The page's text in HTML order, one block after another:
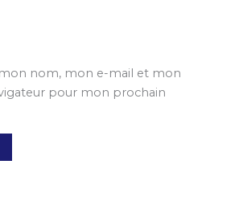
nom, mon e-mail et mon
pour mon prochain